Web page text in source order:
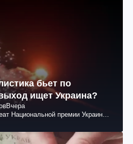
бьет по
ищет Украина?
Вчера
Национальной премии Украины